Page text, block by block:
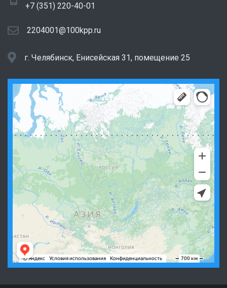
+7 (351) 220-40-01
2204001@100kpp.ru
г. Челябинск, Енисейская 31, помещение 25